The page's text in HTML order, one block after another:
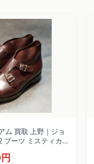
ム 買取 上野｜ジョ
ブーツ ミスティカー